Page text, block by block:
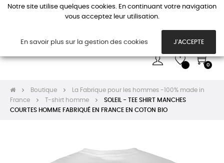
la
0
Boutique
La Fabrique pour les hommes -100% made in
France
T-shirt homme
SOLEIL - TEE SHIRT MANCHES
COURTES HOMME FABRIQUÉ EN FRANCE EN COTON BIO
Notre site utilise quelques cookies. En continuant votre navigation
vous acceptez leur utilisation.
En savoir plus sur la gestion des cookies J'ACCEPTE